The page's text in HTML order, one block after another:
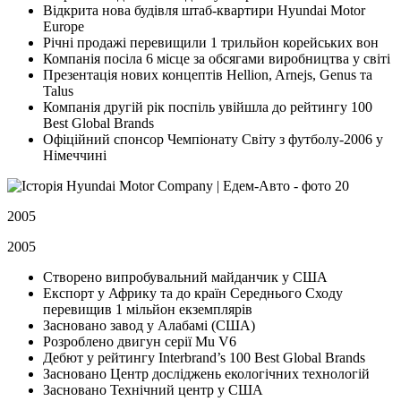
Відкрита нова будівля штаб-квартири Hyundai Motor
Europe
Річні продажі перевищили 1 трильйон корейських вон
Компанія посіла 6 місце за обсягами виробництва у світі
Презентація нових концептів Hellion, Arnejs, Genus та
Talus
Компанія другій рік поспіль увійшла до рейтингу 100
Best Global Brands
Офіційний спонсор Чемпіонату Світу з футболу-2006 у
Німеччині
2005
2005
Створено випробувальний майданчик у США
Експорт у Африку та до країн Середнього Сходу
перевищив 1 мільйон екземплярів
Засновано завод у Алабамі (США)
Розроблено двигун серії Mu V6
Дебют у рейтингу Interbrand’s 100 Best Global Brands
Засновано Центр досліджень екологічних технологій
Засновано Технічний центр у США